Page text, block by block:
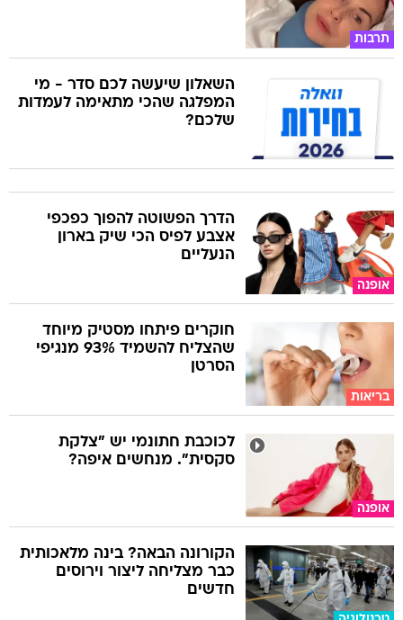
תרבות
השאלון שיעשה לכם סדר - מי
המפלגה שהכי מתאימה לעמדות
שלכם?
אופנה
הדרך הפשוטה להפוך כפכפי
אצבע לפיס הכי שיק בארון
הנעליים
בריאות
חוקרים פיתחו מסטיק מיוחד
שהצליח להשמיד 93% מנגיפי
הסרטן
אופנה
לכוכבת חתונמי יש "צלקת
סקסית". מנחשים איפה?
הקורונה הבאה? בינה מלאכותית
כבר מצליחה ליצור וירוסים
חדשים